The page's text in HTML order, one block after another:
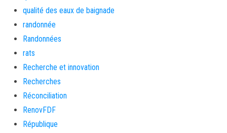
qualité des eaux de baignade
randonnée
Randonnées
rats
Recherche et innovation
Recherches
Réconciliation
RenovFDF
République